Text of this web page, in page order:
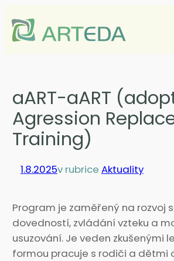
na
obsah
aART-aART
Agression
Training)
1.8.2025v rubrice Aktuality
Program je zaměřený na rozvoj
dovedností, zvládání vzteku a
usuzování. Je veden zkušenými
formou pracuje s rodiči a dětmi